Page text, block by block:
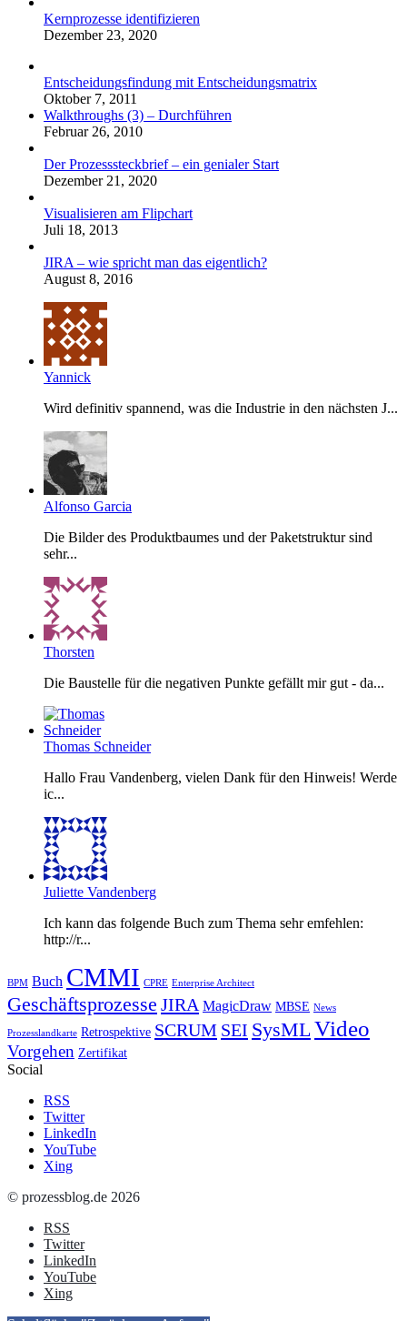
Kernprozesse identifizieren
Dezember 23, 2020
Entscheidungsfindung mit Entscheidungsmatrix
Oktober 7, 2011
Walkthroughs (3) – Durchführen
Februar 26, 2010
Der Prozesssteckbrief – ein genialer Start
Dezember 21, 2020
Visualisieren am Flipchart
Juli 18, 2013
JIRA – wie spricht man das eigentlich?
August 8, 2016
Yannick
Wird definitiv spannend, was die Industrie in den nächsten J...
Alfonso Garcia
Die Bilder des Produktbaumes und der Paketstruktur sind
sehr...
Thorsten
Die Baustelle für die negativen Punkte gefällt mir gut - da...
Thomas Schneider
Hallo Frau Vandenberg, vielen Dank für den Hinweis! Werde
ic...
Juliette Vandenberg
Ich kann das folgende Buch zum Thema sehr emfehlen:
http://r...
BPM Buch CMMI CPRE Enterprise Architect
Geschäftsprozesse JIRA MagicDraw MBSE News
Prozesslandkarte Retrospektive SCRUM SEI SysMLVideo
Vorgehen Zertifikat
Social
RSS
Twitter
LinkedIn
YouTube
Xing
© prozessblog.de 2026
RSS
Twitter
LinkedIn
YouTube
Xing